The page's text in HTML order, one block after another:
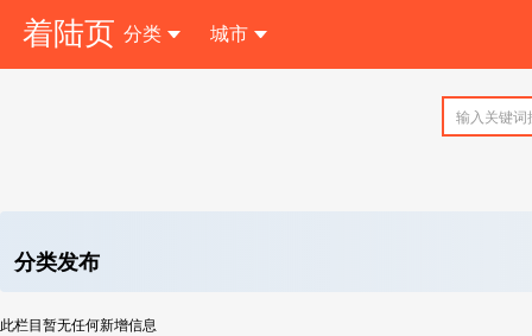
着陆页 分类 城市
分类发布
此栏目暂无任何新增信息